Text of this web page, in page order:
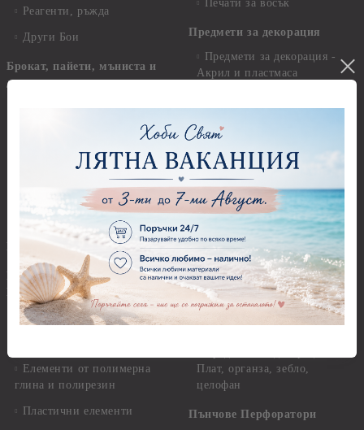
Реагенти, ръжда
Други Бои
Брокат, пайети, мъниста и
декоративен пясък
Брокати, ледени кристали и
Декоративен пясък и
камъчета
Висулки
Глина,Гипс, Калъпи,
Елементи, Инструменти
Керамична смес за отливки
Елементи от полимерна
глина и полирезин
Пластични елементи
Печати за восък
Предмети за декорация
Предмети за декорация -
Акрил и пластмаса
Предмети за декорация -
Мукава, Картон и Хартия
Предмети за декорация -
МДФ
Предмети за декорация -
Керамика и метал
Предмети за декорация -
Стирофом
Предмети за декорация -
Стъкло
Плат, органза, зебло,
целофан
Пънчове Перфоратори